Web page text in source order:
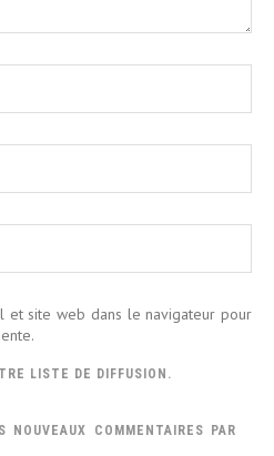
et site web dans le navigateur pour
LISTE DE DIFFUSION.
COMMENTAIRES PAR